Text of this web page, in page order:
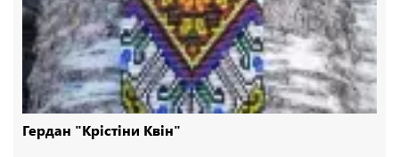
Гердан "Крістіни Квін"